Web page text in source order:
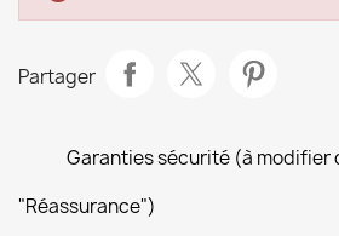
Partager
Garanties sécurité (à modifier
"Réassurance")